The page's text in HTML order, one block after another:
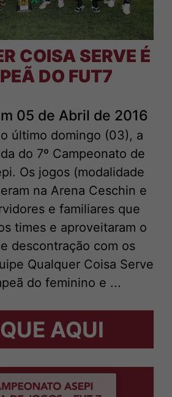
COISA SERVE É
DO FUT7
05 de Abril de 2016
último domingo (03), a
do 7º Campeonato de
Os jogos (modalidade
na Arena Ceschin e
e familiares que
times e aproveitaram o
descontração com os
Qualquer Coisa Serve
do feminino e ...
AQUI